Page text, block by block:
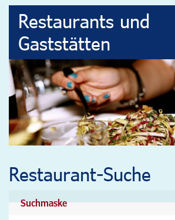
Restaurants und
Gaststätten
Restaurant-Suche
Suchmaske